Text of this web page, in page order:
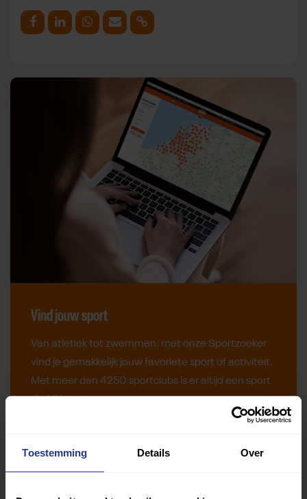
Toestemming Details Over
Deel op Facebook
Deel op LinkedinDeel op Whatsapp
Mail link Kopieer link
Vind jouw sport
Van atletiek tot zwemmen: met onze Sportzoeker
vind je gemakkelijk jouw favoriete sport of activiteit.
Met meer dan 4250 sportclubs is er altijd een sport
die bij je past.